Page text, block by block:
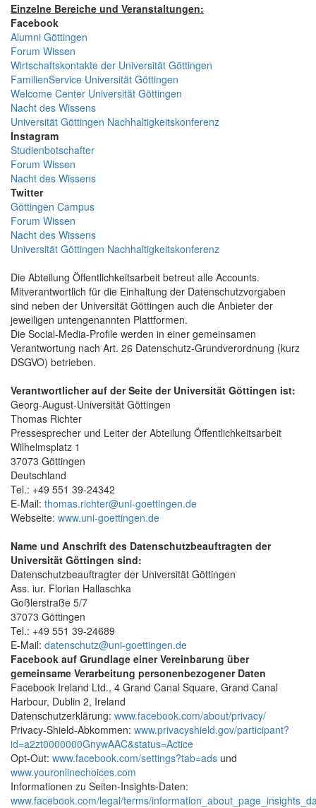
Einzelne Bereiche und Veranstaltungen:
Facebook
Alumni Göttingen
Forum Wissen
Wirtschaftskontakte der Universität Göttingen
FamilienService Universität Göttingen
Welcome Center Universität Göttingen
Nacht des Wissens
Universität Göttingen Nachhaltigkeitskonferenz
Instagram
Studienbotschafter
Forum Wissen
Nacht des Wissens
Twitter
Göttingen Campus
Forum Wissen
Nacht des Wissens
Universität Göttingen Nachhaltigkeitskonferenz
Die Abteilung Öffentlichkeitsarbeit betreut alle Accounts.
Mitverantwortlich für die Einhaltung der Datenschutzvorgaben
sind neben der Universität Göttingen auch die Anbieter der
jeweiligen untengenannten Plattformen.
Die Social-Media-Profile werden in einer gemeinsamen
Verantwortung nach Art. 26 Datenschutz-Grundverordnung (kurz
DSGVO) betrieben.
Verantwortlicher auf der Seite der Universität Göttingen ist:
Georg-August-Universität Göttingen
Thomas Richter
Pressesprecher und Leiter der Abteilung Öffentlichkeitsarbeit
Wilhelmsplatz 1
37073 Göttingen
Deutschland
Tel.: +49 551 39-24342
E-Mail: thomas.richter@uni-goettingen.de
Webseite: www.uni-goettingen.de
Name und Anschrift des Datenschutzbeauftragten der
Universität Göttingen sind:
Datenschutzbeauftragter der Universität Göttingen
Ass. iur. Florian Hallaschka
Goßlerstraße 5/7
37073 Göttingen
Tel.: +49 551 39-24689
E-Mail: datenschutz@uni-goettingen.de
Facebook auf Grundlage einer Vereinbarung über
gemeinsame Verarbeitung personenbezogener Daten
Facebook Ireland Ltd., 4 Grand Canal Square, Grand Canal
Harbour, Dublin 2, Ireland
Datenschutzerklärung: www.facebook.com/about/privacy/
Privacy-Shield-Abkommen: www.privacyshield.gov/participant?
id=a2zt0000000GnywAAC&status=Actice
Opt-Out: www.facebook.com/settings?tab=ads und
www.youronlinechoices.com
Informationen zu Seiten-Insights-Daten:
www.facebook.com/legal/terms/